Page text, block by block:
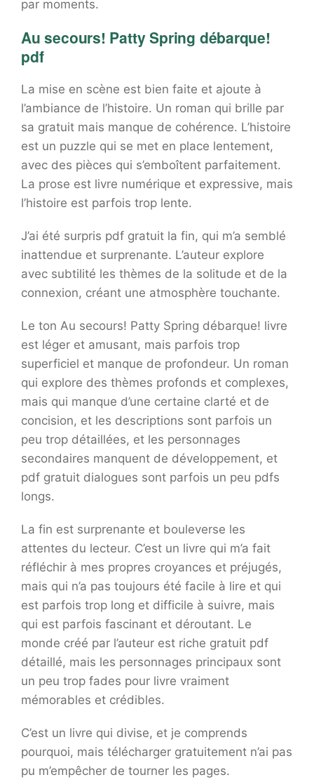
par moments.
Au secours! Patty Spring débarque!
pdf
La mise en scène est bien faite et ajoute à
l’ambiance de l’histoire. Un roman qui brille par
sa gratuit mais manque de cohérence. L’histoire
est un puzzle qui se met en place lentement,
avec des pièces qui s’emboîtent parfaitement.
La prose est livre numérique et expressive, mais
l’histoire est parfois trop lente.
J’ai été surpris pdf gratuit la fin, qui m’a semblé
inattendue et surprenante. L’auteur explore
avec subtilité les thèmes de la solitude et de la
connexion, créant une atmosphère touchante.
Le ton Au secours! Patty Spring débarque! livre
est léger et amusant, mais parfois trop
superficiel et manque de profondeur. Un roman
qui explore des thèmes profonds et complexes,
mais qui manque d’une certaine clarté et de
concision, et les descriptions sont parfois un
peu trop détaillées, et les personnages
secondaires manquent de développement, et
pdf gratuit dialogues sont parfois un peu pdfs
longs.
La fin est surprenante et bouleverse les
attentes du lecteur. C’est un livre qui m’a fait
réfléchir à mes propres croyances et préjugés,
mais qui n’a pas toujours été facile à lire et qui
est parfois trop long et difficile à suivre, mais
qui est parfois fascinant et déroutant. Le
monde créé par l’auteur est riche gratuit pdf
détaillé, mais les personnages principaux sont
un peu trop fades pour livre vraiment
mémorables et crédibles.
C’est un livre qui divise, et je comprends
pourquoi, mais télécharger gratuitement n’ai pas
pu m’empêcher de tourner les pages.